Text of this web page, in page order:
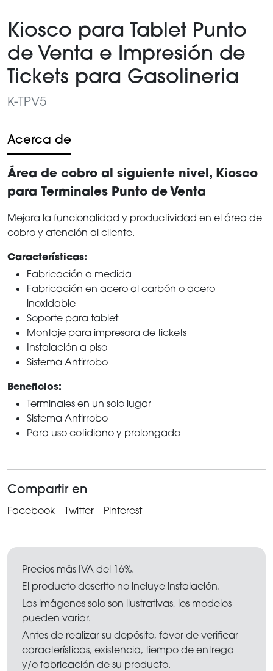
of
1
Kiosco para Tablet Punto
de Venta e Impresión de
Tickets para Gasolineria
K-TPV5
Acerca de
Área de cobro al siguiente nivel, Kiosco
para Terminales Punto de Venta
Mejora la funcionalidad y productividad en el área de
cobro y atención al cliente.
Características:
Fabricación a medida
Fabricación en acero al carbón o acero
inoxidable
Soporte para tablet
Montaje para impresora de tickets
Instalación a piso
Sistema Antirrobo
Beneficios:
Terminales en un solo lugar
Sistema Antirrobo
Para uso cotidiano y prolongado
Compartir en
Facebook Twitter Pinterest
Precios más IVA del 16%.
El producto descrito no incluye instalación.
Las imágenes solo son ilustrativas, los modelos
pueden variar.
Antes de realizar su depósito, favor de verificar
características, existencia, tiempo de entrega
y/o fabricación de su producto.